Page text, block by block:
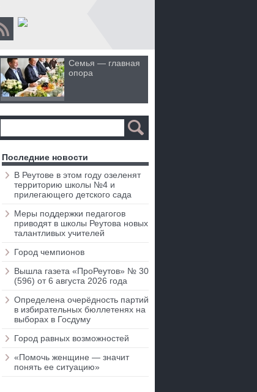
Семья — главная
опора
Последние новости
В Реутове в этом году озеленят
территорию школы №4 и
прилегающего детского сада
Меры поддержки педагогов
приводят в школы Реутова новых
талантливых учителей
Город чемпионов
Вышла газета «ПроРеутов» № 30
(596) от 6 августа 2026 года
Определена очерёдность партий
в избирательных бюллетенях на
выборах в Госдуму
Город равных возможностей
«Помочь женщине — значит
понять ее ситуацию»